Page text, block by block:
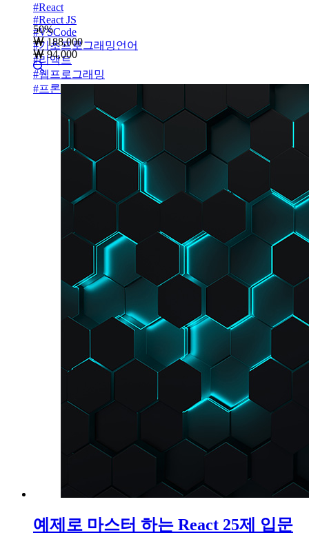
#React
#React JS
#VSCode
#기초프로그래밍언어
#리액트
#웹프로그래밍
#프론트엔드
50%
188,000
94,000
예제로 마스터 하는 React 25제 입문